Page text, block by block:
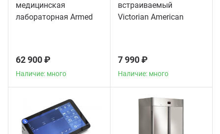
медицинская
лабораторная Armed
62 900 ₽
Наличие: много
встраиваемый
Victorian American
7 990 ₽
Наличие: много